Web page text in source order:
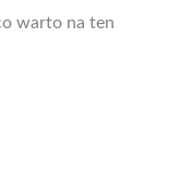
warto na ten